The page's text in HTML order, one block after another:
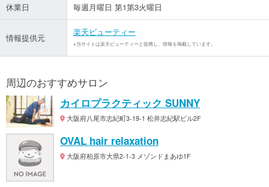
休業日 毎週月曜日 第1第3火曜日
情報提供元
楽天ビューティー
※当サイトは楽天ビューティーと提携し、情報を掲載しています。
周辺のおすすめサロン
カイロプラクティック SUNNY
大阪府八尾市志紀町3-19-1 松井志紀駅ビル2F
OVAL hair relaxation
大阪府柏原市大県2-1-3 メゾンドまあゆ1F